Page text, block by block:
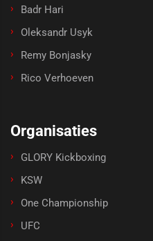
Badr Hari
Oleksandr Usyk
Remy Bonjasky
Rico Verhoeven
Organisaties
GLORY Kickboxing
KSW
One Championship
UFC